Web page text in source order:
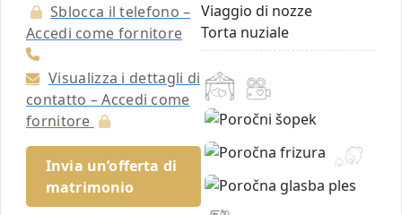
Sblocca il telefono –
Accedi come fornitore
Visualizza i dettagli di
contatto – Accedi come
fornitore
Invia un’offerta di
matrimonio
Viaggio di nozze
Torta nuziale